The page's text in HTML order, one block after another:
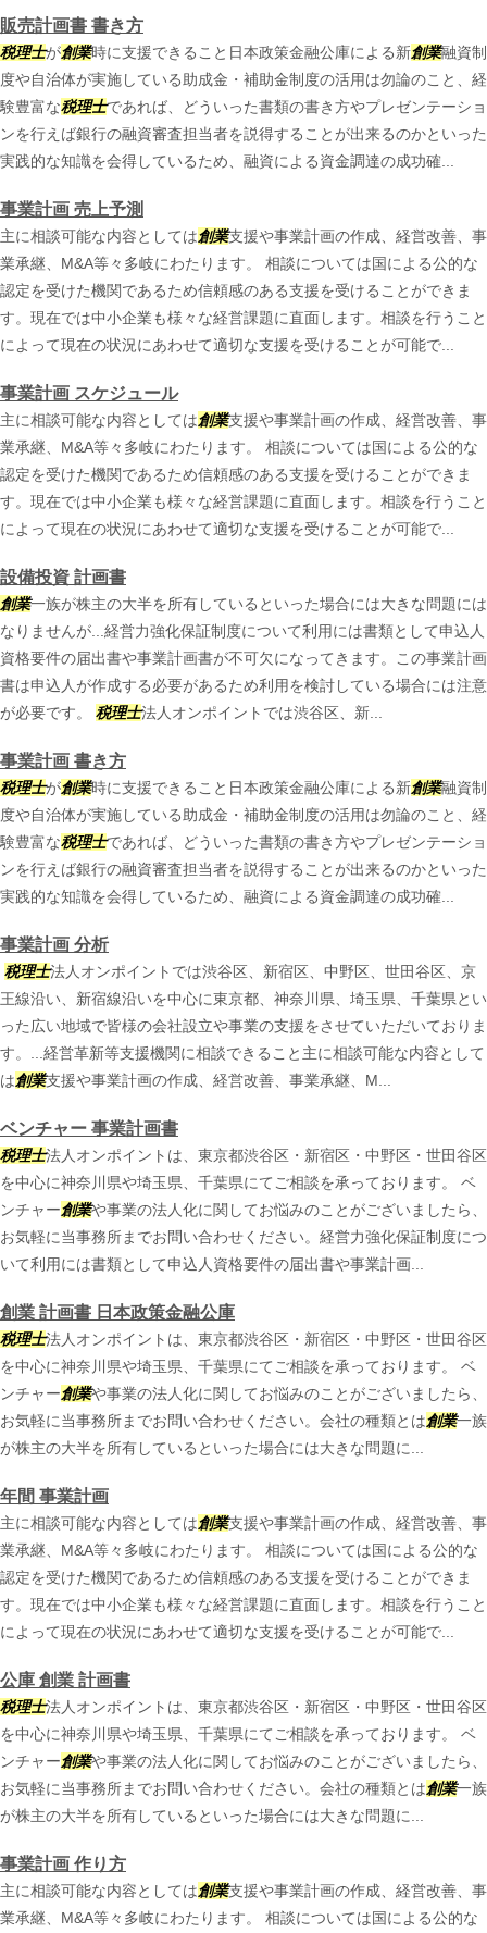
販売計画書 書き方
税理士が創業時に支援できること日本政策金融公庫による新創業融資制
度や自治体が実施している助成金・補助金制度の活用は勿論のこと、経
験豊富な税理士であれば、どういった書類の書き方やプレゼンテーショ
ンを行えば銀行の融資審査担当者を説得することが出来るのかといった
実践的な知識を会得しているため、融資による資金調達の成功確...
事業計画 売上予測
主に相談可能な内容としては創業支援や事業計画の作成、経営改善、事
業承継、M&A等々多岐にわたります。 相談については国による公的な
認定を受けた機関であるため信頼感のある支援を受けることができま
す。現在では中小企業も様々な経営課題に直面します。相談を行うこと
によって現在の状況にあわせて適切な支援を受けることが可能で...
事業計画 スケジュール
主に相談可能な内容としては創業支援や事業計画の作成、経営改善、事
業承継、M&A等々多岐にわたります。 相談については国による公的な
認定を受けた機関であるため信頼感のある支援を受けることができま
す。現在では中小企業も様々な経営課題に直面します。相談を行うこと
によって現在の状況にあわせて適切な支援を受けることが可能で...
設備投資 計画書
創業一族が株主の大半を所有しているといった場合には大きな問題には
なりませんが...経営力強化保証制度について利用には書類として申込人
資格要件の届出書や事業計画書が不可欠になってきます。この事業計画
書は申込人が作成する必要があるため利用を検討している場合には注意
が必要です。 税理士法人オンポイントでは渋谷区、新...
事業計画 書き方
税理士が創業時に支援できること日本政策金融公庫による新創業融資制
度や自治体が実施している助成金・補助金制度の活用は勿論のこと、経
験豊富な税理士であれば、どういった書類の書き方やプレゼンテーショ
ンを行えば銀行の融資審査担当者を説得することが出来るのかといった
実践的な知識を会得しているため、融資による資金調達の成功確...
事業計画 分析
税理士法人オンポイントでは渋谷区、新宿区、中野区、世田谷区、京
王線沿い、新宿線沿いを中心に東京都、神奈川県、埼玉県、千葉県とい
った広い地域で皆様の会社設立や事業の支援をさせていただいておりま
す。...経営革新等支援機関に相談できること主に相談可能な内容として
は創業支援や事業計画の作成、経営改善、事業承継、M...
ベンチャー 事業計画書
税理士法人オンポイントは、東京都渋谷区・新宿区・中野区・世田谷区
を中心に神奈川県や埼玉県、千葉県にてご相談を承っております。 ベ
ンチャー創業や事業の法人化に関してお悩みのことがございましたら、
お気軽に当事務所までお問い合わせください。経営力強化保証制度につ
いて利用には書類として申込人資格要件の届出書や事業計画...
創業 計画書 日本政策金融公庫
税理士法人オンポイントは、東京都渋谷区・新宿区・中野区・世田谷区
を中心に神奈川県や埼玉県、千葉県にてご相談を承っております。 ベ
ンチャー創業や事業の法人化に関してお悩みのことがございましたら、
お気軽に当事務所までお問い合わせください。会社の種類とは創業一族
が株主の大半を所有しているといった場合には大きな問題に...
年間 事業計画
主に相談可能な内容としては創業支援や事業計画の作成、経営改善、事
業承継、M&A等々多岐にわたります。 相談については国による公的な
認定を受けた機関であるため信頼感のある支援を受けることができま
す。現在では中小企業も様々な経営課題に直面します。相談を行うこと
によって現在の状況にあわせて適切な支援を受けることが可能で...
公庫 創業 計画書
税理士法人オンポイントは、東京都渋谷区・新宿区・中野区・世田谷区
を中心に神奈川県や埼玉県、千葉県にてご相談を承っております。 ベ
ンチャー創業や事業の法人化に関してお悩みのことがございましたら、
お気軽に当事務所までお問い合わせください。会社の種類とは創業一族
が株主の大半を所有しているといった場合には大きな問題に...
事業計画 作り方
主に相談可能な内容としては創業支援や事業計画の作成、経営改善、事
業承継、M&A等々多岐にわたります。 相談については国による公的な